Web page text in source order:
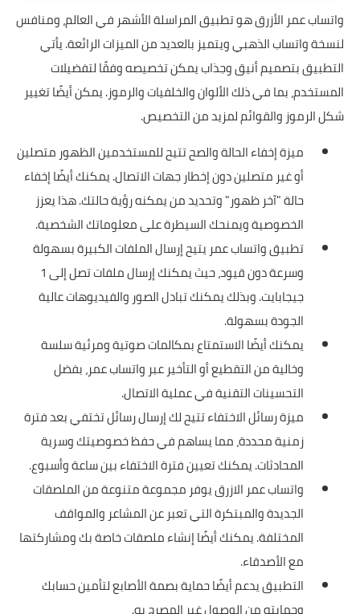
واتساب عمر الأزرق هو تطبيق المراسلة الأشهر في العالم، ومنافس
لنسخةواتساب الذهبيويتميز بالعديد من الميزات الرائعة. يأتي
التطبيق بتصميم أنيق وجذاب يمكن تخصيصه وفقًا لتفضيلات
المستخدم، بما في ذلك الألوان والخلفيات والرموز. يمكن أيضًا تغيير
شكل الرموز والقوائم لمزيد من التخصيص.
ميزة إخفاء الحالة والصح تتيح للمستخدمين الظهور متصلين
أو غير متصلين دون إخطار جهات الاتصال. يمكنك أيضًا إخفاء
حالة "آخر ظهور" وتحديد من يمكنه رؤية حالتك. هذا يعزز
الخصوصية ويمنحك السيطرة على معلوماتك الشخصية.
تطبيق واتساب عمر يتيح إرسال الملفات الكبيرة بسهولة
وسرعة دون قيود، حيث يمكنك إرسال ملفات تصل إلى 1
جيجابايت. وبذلك يمكنك تبادل الصور والفيديوهات عالية
الجودة بسهولة.
يمكنك أيضًا الاستمتاع بمكالمات صوتية ومرئية سلسة
وخالية من التقطيع أو التأخير عبر واتساب عمر، بفضل
التحسينات التقنية في عملية الاتصال.
ميزة رسائل الاختفاء تتيح لك إرسال رسائل تختفي بعد فترة
زمنية محددة، مما يساهم في حفظ خصوصيتك وسرية
المحادثات. يمكنك تعيين فترة الاختفاء بين ساعة وأسبوع.
واتساب عمر الازرق يوفر مجموعة متنوعة من الملصقات
الجديدة والمبتكرة التي تعبر عن المشاعر والمواقف
المختلفة. يمكنك أيضًا إنشاء ملصقات خاصة بك ومشاركتها
مع الأصدقاء.
التطبيق يدعم أيضًا حماية بصمة الأصابع لتأمين حسابك